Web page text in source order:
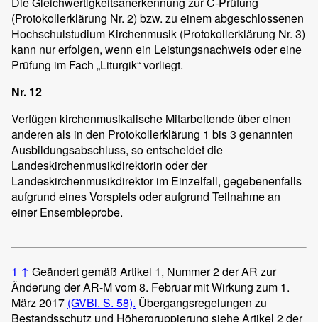
(Protokollerklärung Nr. 2) bzw. zu einem abgeschlossenen
Hochschulstudium Kirchenmusik (Protokollerklärung Nr. 3)
kann nur erfolgen, wenn ein Leistungsnachweis oder eine
Prüfung im Fach „Liturgik“ vorliegt.
Nr. 12
Verfügen kirchenmusikalische Mitarbeitende über einen
anderen als in den Protokollerklärung 1 bis 3 genannten
Ausbildungsabschluss, so entscheidet die
Landeskirchenmusikdirektorin oder der
Landeskirchenmusikdirektor im Einzelfall, gegebenenfalls
aufgrund eines Vorspiels oder aufgrund Teilnahme an
einer Ensembleprobe.
1 ↑ Geändert gemäß Artikel 1, Nummer 2 der AR zur
Änderung der AR-M vom 8. Februar mit Wirkung zum 1.
März 2017 (GVBl. S. 58). Übergangsregelungen zu
Bestandsschutz und Höhergruppierung siehe Artikel 2 der